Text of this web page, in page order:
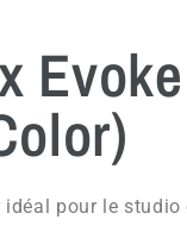
idéal pour le